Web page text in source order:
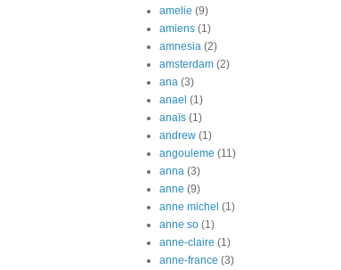
amelie (9)
amiens (1)
amnesia (2)
amsterdam (2)
ana (3)
anael (1)
anaïs (1)
andrew (1)
angouleme (11)
anna (3)
anne (9)
anne michel (1)
anne so (1)
anne-claire (1)
anne-france (3)